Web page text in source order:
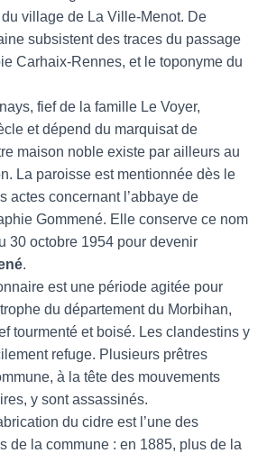
village de La Ville-Menot. De
subsistent des traces du passage
Carhaix-Rennes, et le toponyme du
fief de la famille Le Voyer,
et dépend du marquisat de
maison noble existe par ailleurs au
La paroisse est mentionnée dès le
actes concernant l’abbaye de
Gommené. Elle conserve ce nom
30 octobre 1954 pour devenir
.
est une période agitée pour
du département du Morbihan,
tourmenté et boisé. Les clandestins y
refuge. Plusieurs prêtres
à la tête des mouvements
y sont assassinés.
du cidre est l’une des
de la commune : en 1885, plus de la